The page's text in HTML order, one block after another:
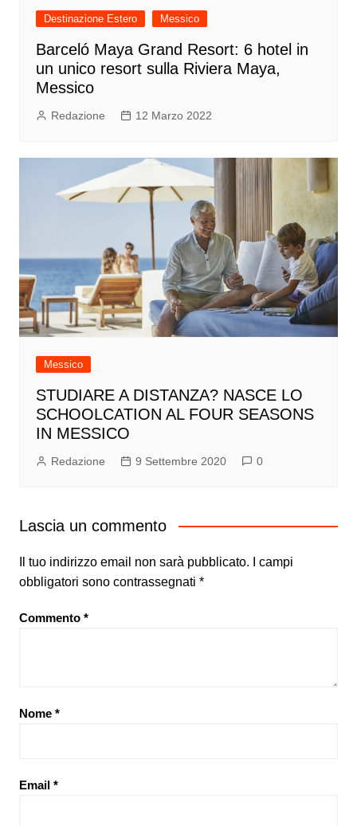
Destinazione Estero Messico
Barceló Maya Grand Resort: 6 hotel in
un unico resort sulla Riviera Maya,
Messico
Redazione 12 Marzo 2022
Messico
STUDIARE A DISTANZA? NASCE LO
SCHOOLCATION AL FOUR SEASONS
IN MESSICO
Redazione 9 Settembre 2020 0
Lascia un commento
Il tuo indirizzo email non sarà pubblicato.
I campi
obbligatori sono contrassegnati *
Commento *
Nome *
Email *